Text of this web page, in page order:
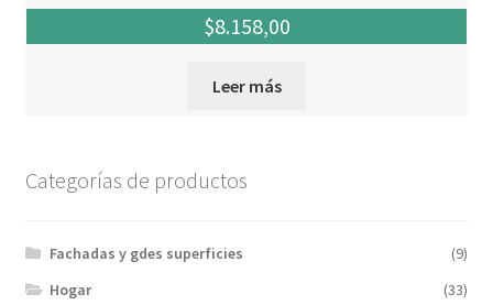
$8.158,00
Leer más
Categorías de productos
Fachadas y gdes superficies
(9)
Hogar
(33)